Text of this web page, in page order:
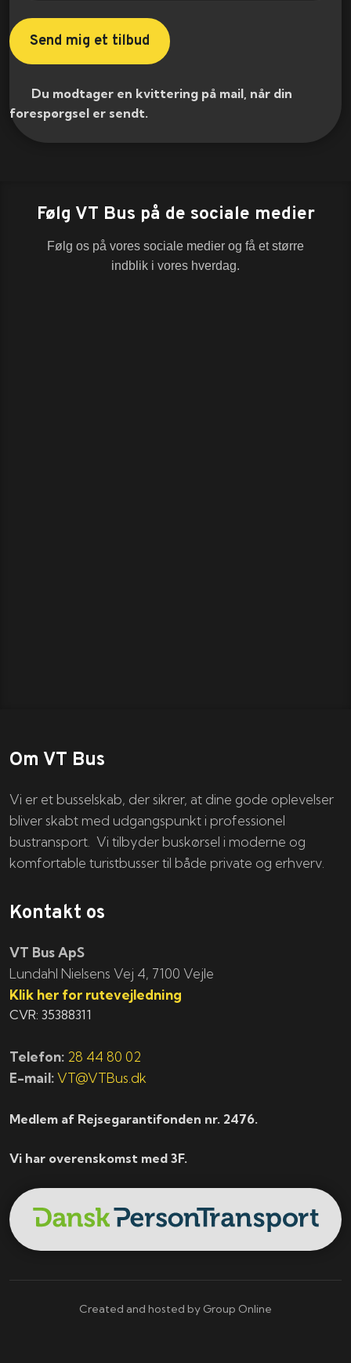
​ Du modtager en kvittering på mail, når din
forespørgsel er sendt.​
Følg VT Bus på de sociale medier
Følg os på vores sociale medier og få et større
indblik i vores hverdag.
Om VT Bus
Vi er et busselskab, der sikrer, at dine gode oplevelser
bliver skabt med udgangspunkt i professionel
bustransport. Vi tilbyder buskørsel i moderne og
komfortable turistbusser til både private og erhverv.
Kontakt os
VT Bus ApS
​​​Lundahl Nielsens Vej 4, 7100 Vejle
Klik her for rutevejledning
CVR: 35388311
Telefon: 28 44 80 02
E-mail: VT@VTBus.dk
Medlem af Rejsegarantifonden nr. 2476.
Vi har overenskomst med 3F.
Created and hosted by Group Online